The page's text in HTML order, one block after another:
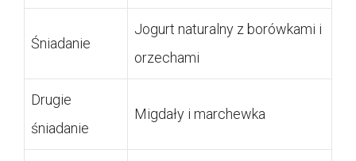
Śniadanie
Jogurt naturalny z borówkami i
orzechami
Drugie
śniadanie
Migdały i marchewka